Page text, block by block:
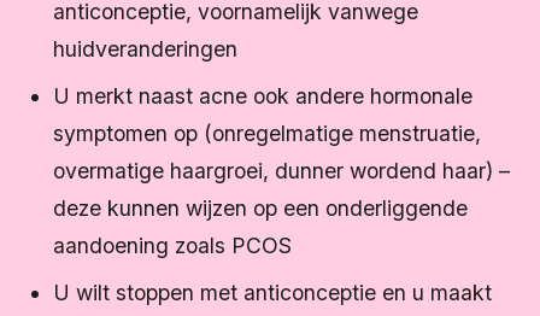
anticonceptie, voornamelijk vanwege
huidveranderingen
U merkt naast acne ook andere hormonale
symptomen op (onregelmatige menstruatie,
overmatige haargroei, dunner wordend haar) –
deze kunnen wijzen op een onderliggende
aandoening zoals PCOS
U wilt stoppen met anticonceptie en u maakt